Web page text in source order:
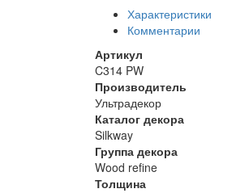
Характеристики
Комментарии
Артикул
C314 PW
Производитель
Ультрадекор
Каталог декора
Silkway
Группа декора
Wood refine
Толщина